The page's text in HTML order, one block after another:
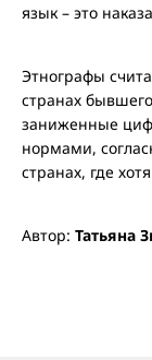
язык – это
Этнографы
странах
заниженные
нормами,
странах, где
Автор: Татьяна